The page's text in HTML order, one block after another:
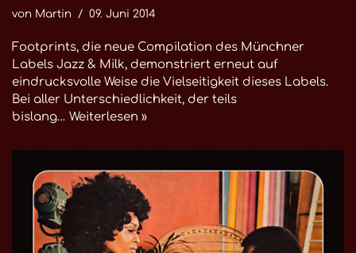
von Martin 09. Juni 2014
Footprints, die neue Compilation des Münchner
Labels Jazz & Milk, demonstriert erneut auf
eindrucksvolle Weise die Vielseitigkeit dieses Labels.
Bei aller Unterschiedlichkeit, der teils
bislang… Weiterlesen »